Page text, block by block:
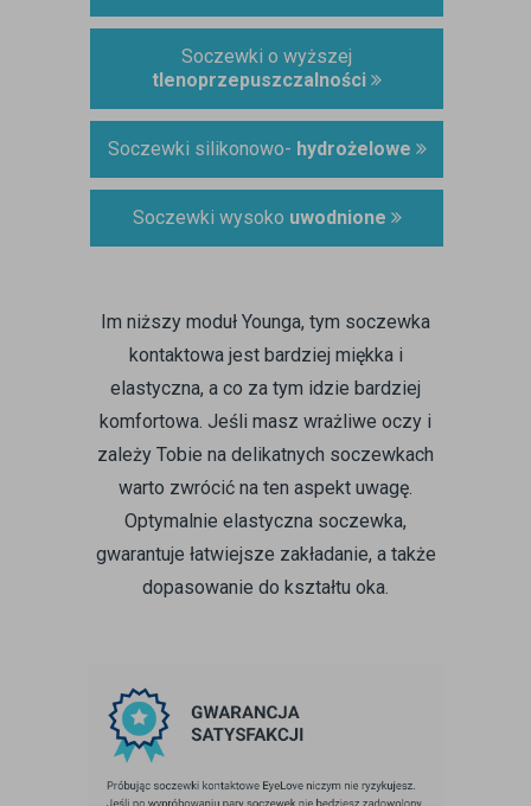
Soczewki o wyższej
tlenoprzepuszczalności
Soczewki silikonowo- hydrożelowe
Soczewki wysoko uwodnione
Im niższy moduł Younga, tym soczewka
kontaktowa jest bardziej miękka i
elastyczna, a co za tym idzie bardziej
komfortowa. Jeśli masz wrażliwe oczy i
zależy Tobie na delikatnych soczewkach
warto zwrócić na ten aspekt uwagę.
Optymalnie elastyczna soczewka,
gwarantuje łatwiejsze zakładanie, a także
dopasowanie do kształtu oka.